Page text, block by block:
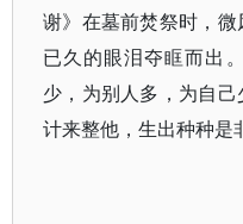
谢》在墓前焚祭时，
已久的眼泪夺眶而出
少，为别人多，为自
计来整他，生出种种是